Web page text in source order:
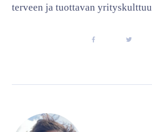
terveen ja tuottavan